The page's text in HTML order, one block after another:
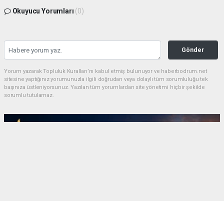
Okuyucu Yorumları (0)
Gönder
Yorum yazarak Topluluk Kuralları’nı kabul etmiş bulunuyor ve haberbodrum.net
sitesine yaptığınız yorumunuzla ilgili doğrudan veya dolaylı tüm sorumluluğu tek
başınıza üstleniyorsunuz. Yazılan tüm yorumlardan site yönetimi hiçbir şekilde
sorumlu tutulamaz.